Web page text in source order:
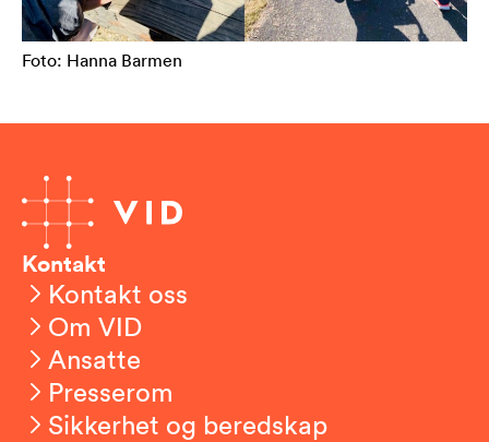
Foto: Hanna Barmen
Kontakt
Kontakt oss
Om VID
Ansatte
Presserom
Sikkerhet og beredskap